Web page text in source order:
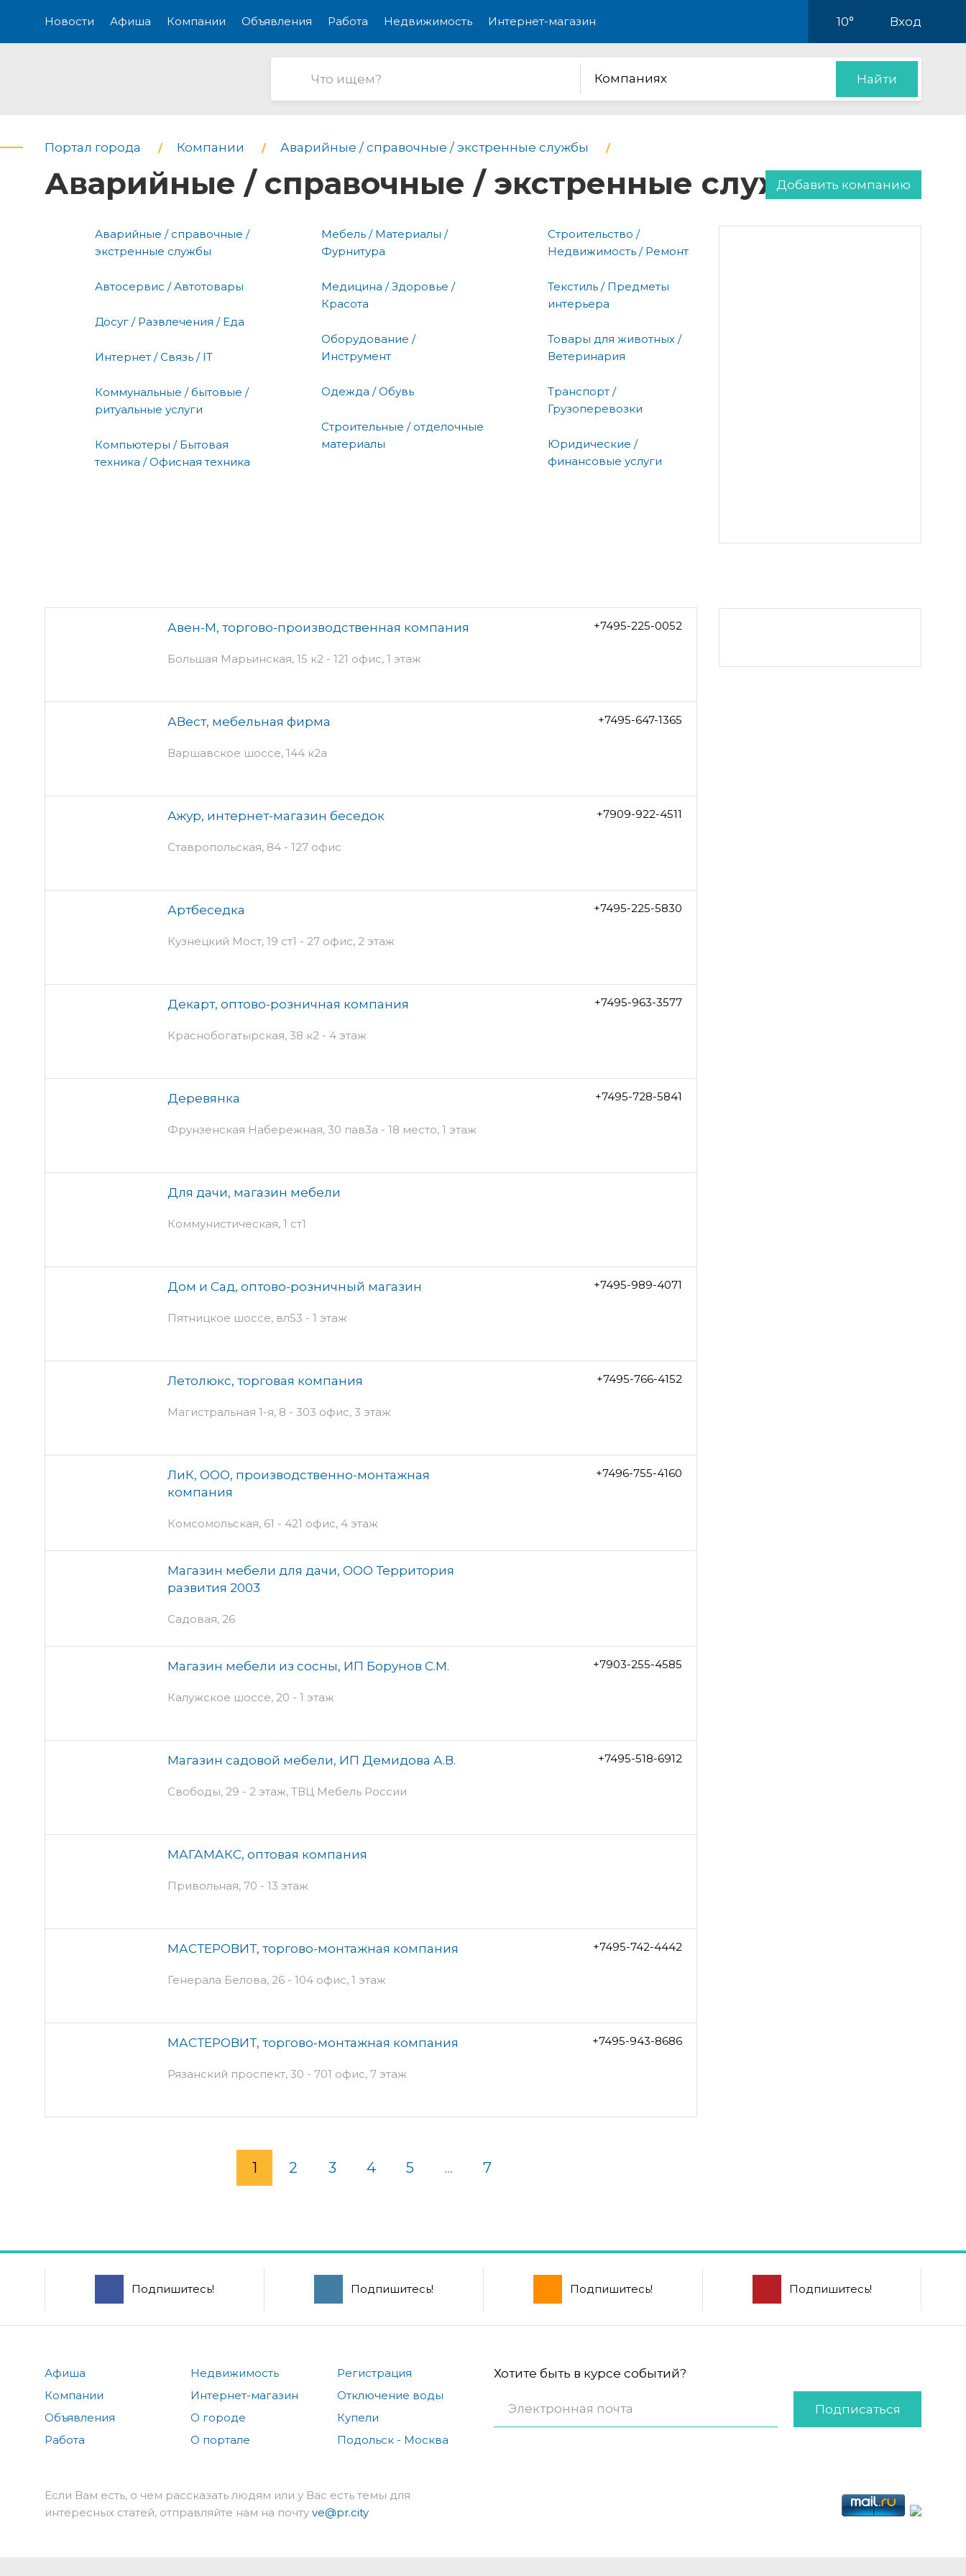
Новости Афиша Компании Объявления Работа Недвижимость Интернет-магазин 10° Вход
Компаниях Найти
Портал города Компании Аварийные / справочные / экстренные службы
Аварийные / справочные / экстренные службыДобавить компанию
Аварийные / справочные /
экстренные службы
Автосервис / Автотовары
Досуг / Развлечения / Еда
Интернет / Связь / IT
Коммунальные / бытовые /
ритуальные услуги
Компьютеры / Бытовая
техника / Офисная техника
Мебель / Материалы /
Фурнитура
Медицина / Здоровье /
Красота
Оборудование /
Инструмент
Одежда / Обувь
Строительные / отделочные
материалы
Строительство /
Недвижимость / Ремонт
Текстиль / Предметы
интерьера
Товары для животных /
Ветеринария
Транспорт /
Грузоперевозки
Юридические /
финансовые услуги
Авен-М, торгово-производственная компания
Большая Марьинская, 15 к2 - 121 офис, 1 этаж
+7495-225-0052
АВест, мебельная фирма
Варшавское шоссе, 144 к2а
+7495-647-1365
Ажур, интернет-магазин беседок
Ставропольская, 84 - 127 офис
+7909-922-4511
Артбеседка
Кузнецкий Мост, 19 ст1 - 27 офис, 2 этаж
+7495-225-5830
Декарт, оптово-розничная компания
Краснобогатырская, 38 к2 - 4 этаж
+7495-963-3577
Деревянка
Фрунзенская Набережная, 30 пав3а - 18 место, 1 этаж
+7495-728-5841
Для дачи, магазин мебели
Коммунистическая, 1 ст1
Дом и Сад, оптово-розничный магазин
Пятницкое шоссе, вл53 - 1 этаж
+7495-989-4071
Летолюкс, торговая компания
Магистральная 1-я, 8 - 303 офис, 3 этаж
+7495-766-4152
ЛиК, ООО, производственно-монтажная
компания
Комсомольская, 61 - 421 офис, 4 этаж
+7496-755-4160
Магазин мебели для дачи, ООО Территория
развития 2003
Садовая, 26
Магазин мебели из сосны, ИП Борунов С.М.
Калужское шоссе, 20 - 1 этаж
+7903-255-4585
Магазин садовой мебели, ИП Демидова А.В.
Свободы, 29 - 2 этаж, ТВЦ Мебель России
+7495-518-6912
МАГАМАКС, оптовая компания
Привольная, 70 - 13 этаж
МАСТЕРОВИТ, торгово-монтажная компания
Генерала Белова, 26 - 104 офис, 1 этаж
+7495-742-4442
МАСТЕРОВИТ, торгово-монтажная компания
Рязанский проспект, 30 - 701 офис, 7 этаж
+7495-943-8686
1 2 3 4 5 ... 7
Подпишитесь! Подпишитесь! Подпишитесь! Подпишитесь!
Афиша
Компании
Объявления
Работа
Недвижимость
Интернет-магазин
О городе
О портале
Регистрация
Отключение воды
Купели
Подольск - Москва
Хотите быть в курсе событий?
Подписаться
Если Вам есть, о чем рассказать людям или у Вас есть темы для
интересных статей, отправляйте нам на почту ve@pr.city